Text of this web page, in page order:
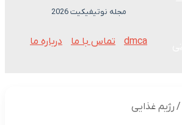
/ رژیم غذایی
مجله نوتیفیکیت 2026
dmca تماس با ما درباره ما